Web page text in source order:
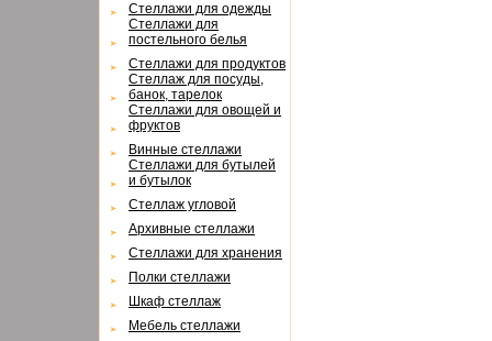
Cтеллажи для одежды
Cтеллажи для
постельного белья
Cтеллажи для продуктов
Cтеллаж для посуды,
банок, тарелок
Cтеллажи для овощей и
фруктов
Винные стеллажи
Cтеллажи для бутылей
и бутылок
Cтеллаж угловой
Архивные стеллажи
Cтеллажи для хранения
Полки стеллажи
Шкаф стеллаж
Мебель стеллажи